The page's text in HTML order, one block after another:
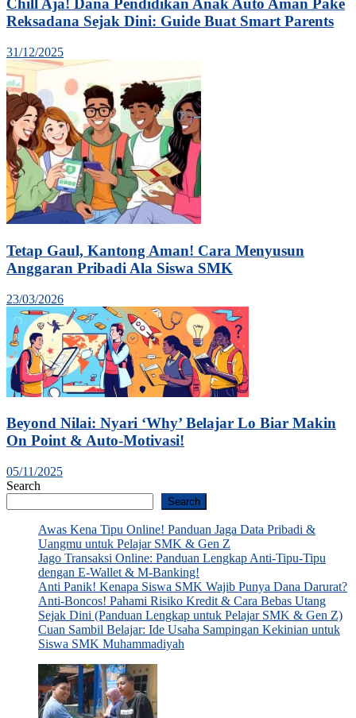
Chill Aja! Dana Pendidikan Anak Auto Aman Pake
Reksadana Sejak Dini: Guide Buat Smart Parents
31/12/2025
Tetap Gaul, Kantong Aman! Cara Menyusun
Anggaran Pribadi Ala Siswa SMK
23/03/2026
Beyond Nilai: Nyari ‘Why’ Belajar Lo Biar Makin
On Point & Auto-Motivasi!
05/11/2025
Search
Search
Awas Kena Tipu Online! Panduan Jaga Data Pribadi &
Uangmu untuk Pelajar SMK & Gen Z
Jago Transaksi Online: Panduan Lengkap Anti-Tipu-Tipu
dengan E-Wallet & M-Banking!
Anti Panik! Kenapa Siswa SMK Wajib Punya Dana Darurat?
Anti-Boncos! Pahami Risiko Kredit & Cara Bebas Utang
Sejak Dini (Panduan Lengkap untuk Pelajar SMK & Gen Z)
Cuan Sambil Belajar: Ide Usaha Sampingan Kekinian untuk
Siswa SMK Muhammadiyah